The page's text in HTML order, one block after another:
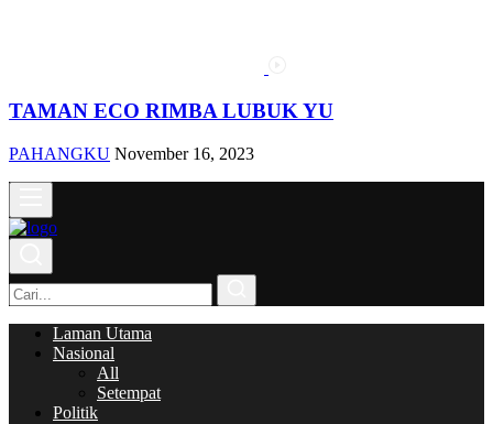
TAMAN ECO RIMBA LUBUK YU
PAHANGKU November 16, 2023
Laman Utama
Nasional
All
Setempat
Politik